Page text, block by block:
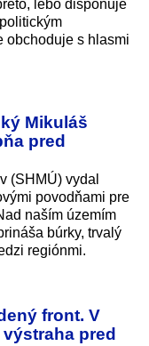
lebo disponuje
obchoduje s hlasmi
Mikuláš
pred
(SHMÚ) vydal
povodňami pre
naším územím
búrky, trvalý
regiónmi.
front. V
pred